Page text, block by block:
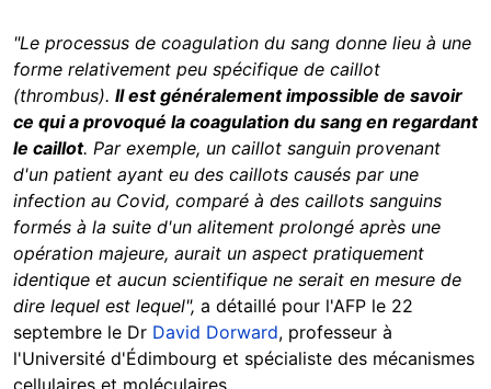
"Le processus de coagulation du sang donne lieu à une
forme relativement peu spécifique de caillot
(thrombus). Il est généralement impossible de savoir
ce qui a provoqué la coagulation du sang en regardant
le caillot. Par exemple, un caillot sanguin provenant
d'un patient ayant eu des caillots causés par une
infection au Covid, comparé à des caillots sanguins
formés à la suite d'un alitement prolongé après une
opération majeure, aurait un aspect pratiquement
identique et aucun scientifique ne serait en mesure de
dire lequel est lequel", a détaillé pour l'AFP le 22
septembre le Dr David Dorward, professeur à
l'Université d'Édimbourg et spécialiste des mécanismes
cellulaires et moléculaires.